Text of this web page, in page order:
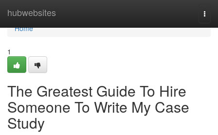
hubwebsites
Home
Home
1
The Greatest Guide To Hire
Someone To Write My Case
Study